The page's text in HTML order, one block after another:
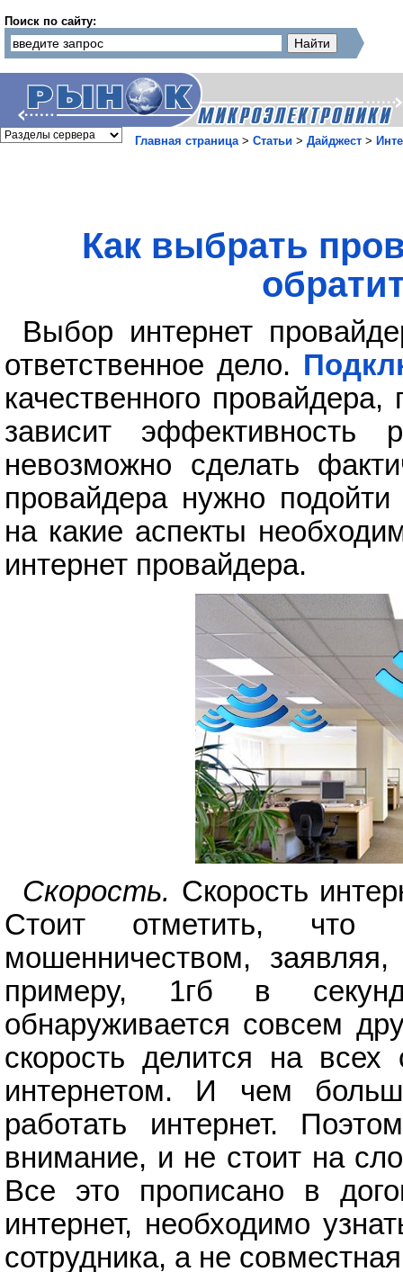
Поиск по сайту:
Главная страница> Статьи > Дайджест >
Как выбрать
Выбор интернет
ответственное дело.
качественного провайдера,
зависит
невозможно сделать
провайдера нужно
на какие аспекты
интернет провайдера.
Скорость. Скорость
Стоит отметить, что
мошенничеством,
примеру, 1гб в
обнаруживается совсем
скорость делится на всех
интернетом. И чем
работать интернет.
внимание, и не стоит на
Все это прописано в
интернет, необходимо
сотрудника, а не